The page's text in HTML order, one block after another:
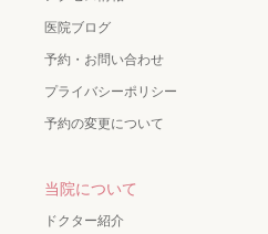
医院ブログ
予約・お問い合わせ
プライバシーポリシー
予約の変更について
当院について
ドクター紹介